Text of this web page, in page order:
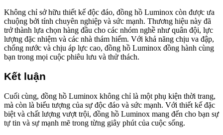
Không chỉ sở hữu thiết kế độc đáo, đồng hồ Luminox còn được ưa
chuộng bởi tính chuyên nghiệp và sức mạnh. Thương hiệu này đã
trở thành lựa chọn hàng đầu cho các nhóm nghề như quân đội, lực
lượng đặc nhiệm và các nhà thám hiểm. Với khả năng chịu va đập,
chống nước và chịu áp lực cao, đồng hồ Luminox đồng hành cùng
bạn trong mọi cuộc phiêu lưu và thử thách.
Kết luận
Cuối cùng, đồng hồ Luminox không chỉ là một phụ kiện thời trang,
mà còn là biểu tượng của sự độc đáo và sức mạnh. Với thiết kế đặc
biệt và chất lượng vượt trội, đồng hồ Luminox mang đến cho bạn sự
tự tin và sự mạnh mẽ trong từng giây phút của cuộc sống.